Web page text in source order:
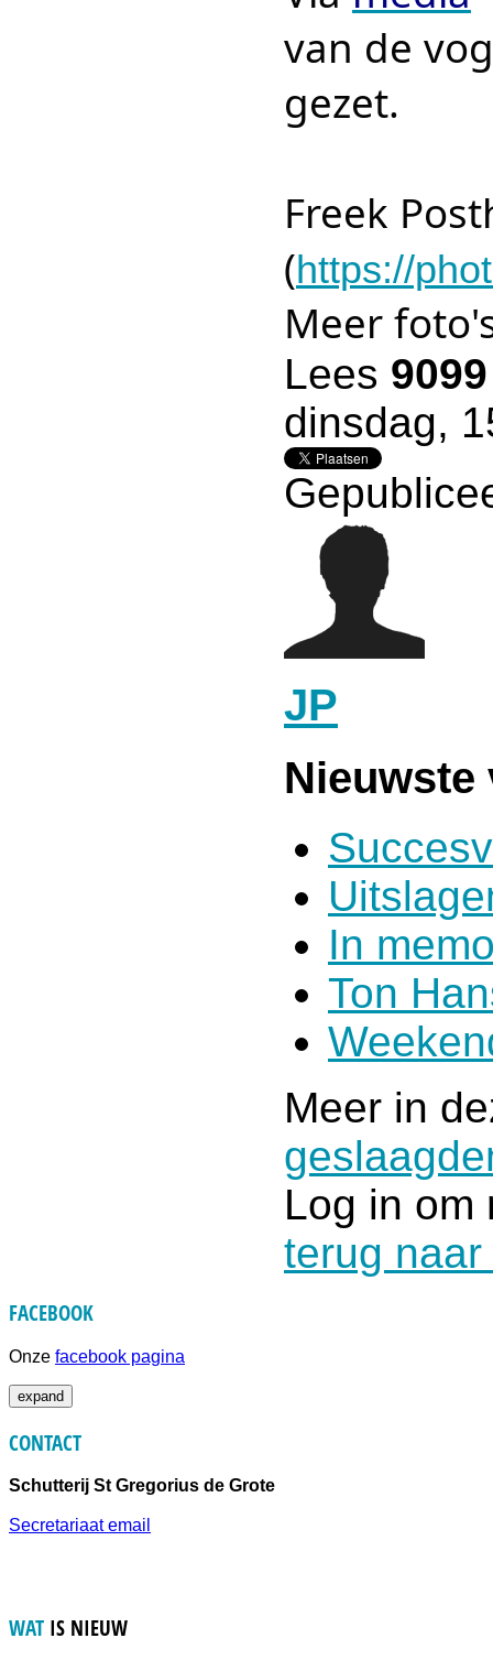
van de
gezet.
Freek
(https://
Meer
Lees 9099
dinsdag,
JP
Nieuwste
In
Ton
Meer in
Log in om
terug
FACEBOOK
Onze facebook pagina
expand
CONTACT
Schutterij St Gregorius de Grote
Secretariaat email
WAT IS NIEUW